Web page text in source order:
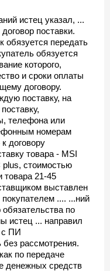
истец указал, ...
поставки.
обязуется передать
обязуется
которого,
и сроки оплаты
договору.
поставку, на
телефона или
номерам
договору
товара - MSI
plus, стоимостью
товара 21-45
выставлен
.... ...ний
по
истец ... направил
с ПИ
без рассмотрения.
по передаче
денежных средств